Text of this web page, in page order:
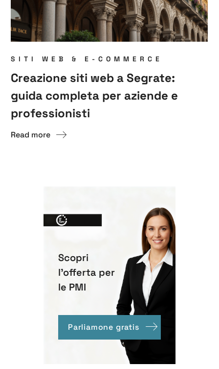
SITI WEB & E-COMMERCE
Creazione siti web a Segrate:
guida completa per aziende e
professionisti
Read more
Scopri
l'offerta per
le PMI
Parliamone gratis